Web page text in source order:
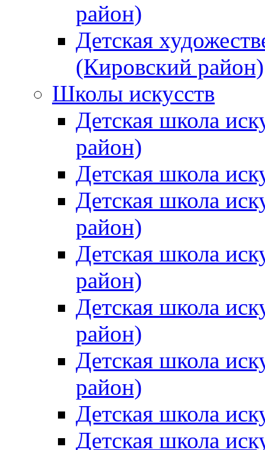
район)
Детская
(Кировский район)
Школы искусств
Детская школа
район)
Детская школа
Детская школа
район)
Детская школа
район)
Детская школа
район)
Детская школа
район)
Детская школа
Детская школа